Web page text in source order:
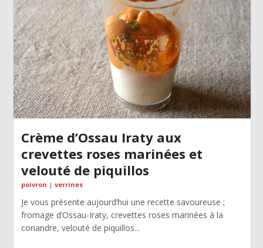
Crème d’Ossau Iraty aux
crevettes roses marinées et
velouté de piquillos
poivron | verrines
Je vous présente aujourd’hui une recette savoureuse ;
fromage d’Ossau-Iraty, crevettes roses marinées à la
coriandre, velouté de piquillos...